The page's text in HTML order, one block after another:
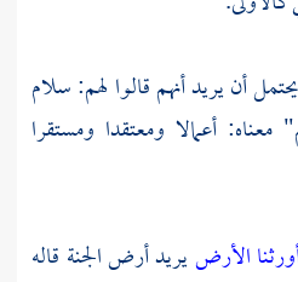
أن يريد أنهم قالوا لهم: سلام
أعمالا ومعتقدا ومستقرا
الأرضيريد أرض الجنة قاله